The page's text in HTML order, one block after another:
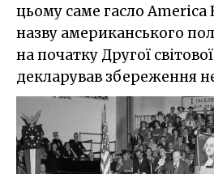
цьому саме гасло America
назву американського
на початку Другої
декларував збереження